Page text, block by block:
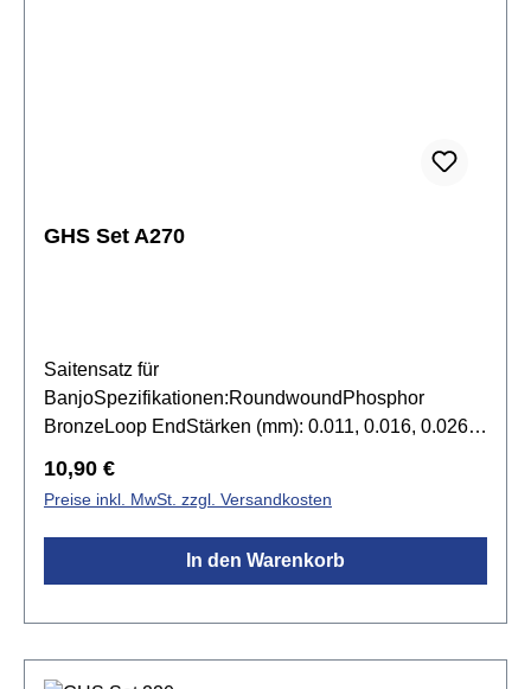
GHS Set A270
Saitensatz für
BanjoSpezifikationen:RoundwoundPhosphor
BronzeLoop EndStärken (mm): 0.011, 0.016, 0.026,
Regulärer Preis:
10,90 €
Preise inkl. MwSt. zzgl. Versandkosten
In den Warenkorb